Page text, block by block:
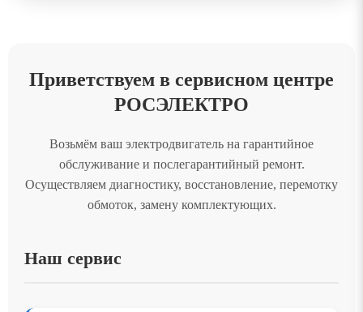
Приветствуем в сервисном центре
РОСЭЛЕКТРО
Возьмём ваш электродвигатель на гарантийное
обслуживание и послегарантийный ремонт.
Осуществляем диагностику, восстановление, перемотку
обмоток, замену комплектующих.
Наш сервис